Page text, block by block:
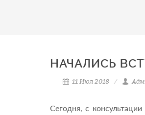
НАЧАЛИСЬ
11 Июл 2018
Сегодня, с